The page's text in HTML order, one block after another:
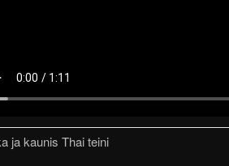
ja kaunis Thai teini